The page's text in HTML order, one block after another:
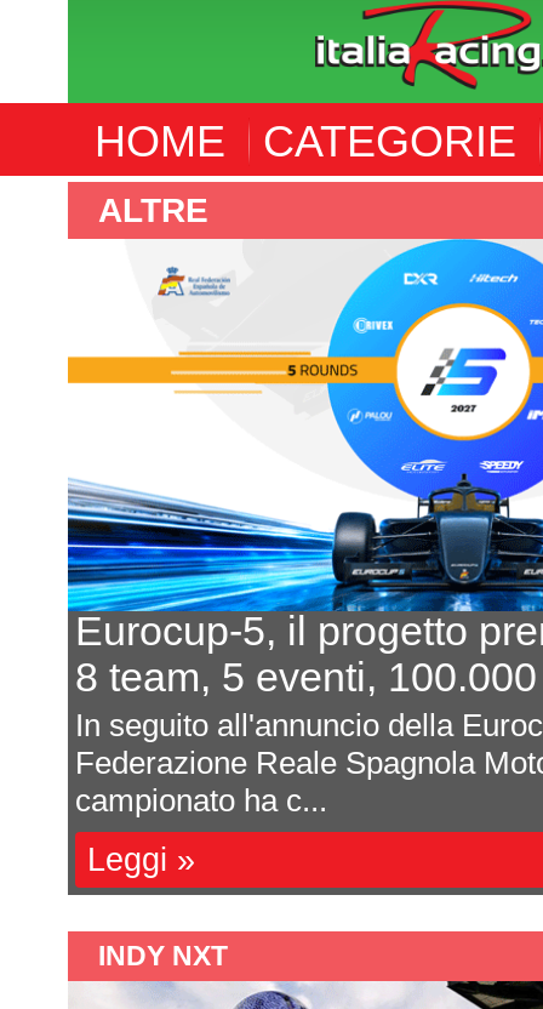
HOME CATEGORIE
ALTRE
Eurocup-5, il progetto
8 team, 5 eventi,
In seguito all'annuncio della
Federazione Reale Spagnola
campionato ha c...
Leggi »
INDY NXT